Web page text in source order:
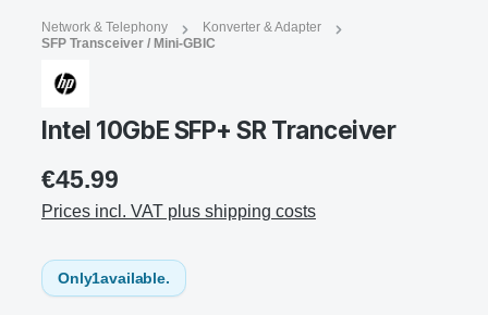
Network & Telephony
Konverter & Adapter
SFP Transceiver / Mini-GBIC
Intel 10GbE SFP+ SR Tranceiver
€45.99
Prices incl. VAT plus shipping costs
Only1available.